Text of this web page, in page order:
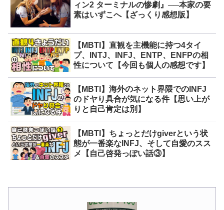
ィン2 ターミナルの惨劇』──本家の要
素はいずこへ【ざっくり感想版】
【MBTI】直観を主機能に持つ4タイ
プ、INTJ、INFJ、ENTP、ENFPの相
性について【今回も個人の感想です】
【MBTI】海外のネット界隈でのINFJ
のドヤり具合が気になる件【思い上が
りと自己肯定は別】
【MBTI】ちょっとだけgiverという状
態が一番楽なINFJ、そして自愛のスス
メ【自己啓発っぽい話③】